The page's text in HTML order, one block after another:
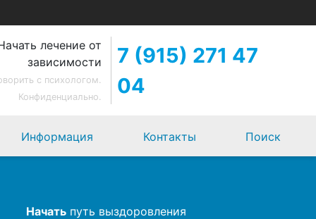
лечение от
зависимости
с психологом.
Конфиденциально.
7 (915) 271 47
04
Информация Контакты Поиск
Начатьпуть выздоровления